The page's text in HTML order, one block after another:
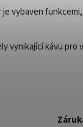
vybaven
kávu